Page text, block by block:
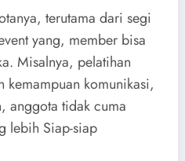
terutama dari segi
yang, member bisa
Misalnya, pelatihan
kemampuan komunikasi,
anggota tidak cuma
lebih Siap-siap